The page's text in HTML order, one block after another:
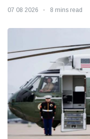
07 08 2026 8 mins read